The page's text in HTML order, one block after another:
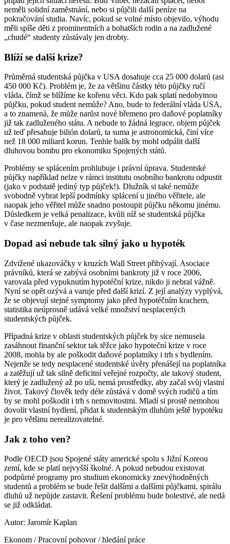
neměli solidní zaměstnání, nebo si půjčili další peníze na
pokračování studia. Navíc, pokud se volné místo objevilo, výhodu
měli spíše děti z prominentních a bohatších rodin a na zadlužené
„chudé“ studenty zůstávaly jen drobty.
Blíží se další krize?
Průměrná studentská půjčka v USA dosahuje cca 25 000 dolarů (asi
450 000 Kč). Problém je, že za většinu částky této půjčky ručí
vláda, čímž se blížíme ke kořenu věci. Kdo pak splatí nedobytnou
půjčku, pokud student nemůže? Ano, bude to federální vláda USA,
a to znamená, že může narůst nové břemeno pro daňové poplatníky
již tak zadluženého státu. A nebude to žádná legrace, objem půjček
už teď přesahuje bilión dolarů, ta suma je astronomická, činí více
než 18 000 miliard korun. Tenhle balík by mohl odpálit další
dluhovou bombu pro ekonomiku Spojených států.
Problémy se splácením prohlubuje i právní úprava. Studentské
půjčky například nelze v rámci institutu osobního bankrotu odpustit
(jako v podstatě jediný typ půjček!). Dlužník si také nemůže
svobodně vybrat lepší podmínky splácení u jiného věřitele, ale
naopak jeho věřitel může snadno postoupit půjčku někomu jinému.
Důsledkem je velká penalizace, kvůli níž se studentská půjčka
v čase nezmenšuje, ale naopak zvyšuje.
Dopad asi nebude tak silný jako u hypoték
Zdvižené ukazováčky v kruzích Wall Street přibývají. Asociace
právníků, která se zabývá osobními bankroty již v roce 2006,
varovala před vypuknutím hypotéční krize, nikdo ji nebral vážně.
Nyní se opět ozývá a varuje před další krizí. Z její analýzy vyplývá,
že se objevují stejné symptomy jako před hypotéčním krachem,
statistika neúprosně udává velké množství nesplacených
studentských půjček.
Případná krize v oblasti studentských půjček by sice nemusela
zasáhnout finanční sektor tak těžce jako hypoteční krize v roce
2008, mohla by ale poškodit daňové poplatníky i trh s bydlením.
Nejenže se tedy nesplacené studentské úvěry přenášejí na poplatníka
a zatěžují už tak silně deficitní veřejné rozpočty, ale takový student,
který je zadlužený až po uši, nemá prostředky, aby začal svůj vlastní
život. Takový člověk tedy déle zůstává v domě svých rodičů a tím
by se mohl poškodit i trh s nemovitostmi. Mladí si prostě nemohou
dovolit vlastní bydlení, přidat k studentským dluhům ještě hypotéku
je pro většinu nerealizovatelné.
Jak z toho ven?
Podle OECD jsou Spojené státy americké spolu s Jižní Koreou
zemí, kde se platí nejvyšší školné. A pokud nebudou existovat
podpůrné programy pro studium ekonomicky znevýhodněných
studentů a problém se bude řešit dalšími a dalšími půjčkami, spirálu
dluhů už nepůjde zastavit. Řešení problému bude bolestivé, ale nedá
se již odkládat.
Autor: Jaromír Kaplan
Ekonom / Pracovní pohovor / hledání práce